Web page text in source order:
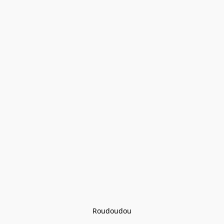
Roudoudou